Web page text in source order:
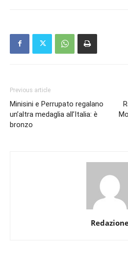
Previous article
Minisini e Perrupato regalano
un’altra medaglia all’Italia: è
bronzo